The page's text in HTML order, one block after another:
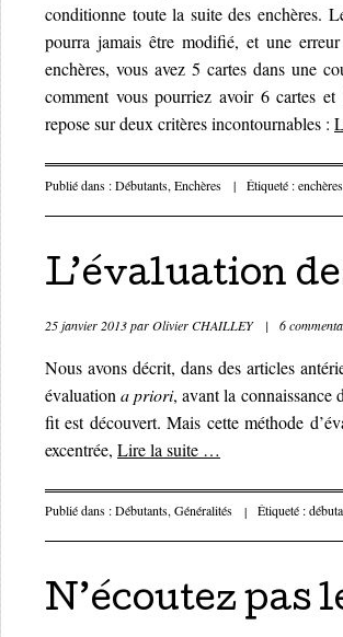
conditionne toute la suite des enchères.
pourra jamais être modifié, et une
enchères, vous avez 5 cartes dans une
comment vous pourriez avoir 6 cartes
repose sur deux critères incontournables :
Publié dans :Débutants, Enchères | Étiqueté :enchères
L’évaluation
25 janvier 2013parOlivier CHAILLEY | 6
Nous avons décrit, dans des articles
évaluationa priori, avant la
fit est découvert. Mais cette méthode
excentrée, Lire la suite …
Publié dans :Débutants, Généralités | Étiqueté :
N’écoutez pas